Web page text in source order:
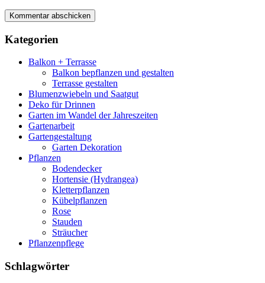
Kategorien
Balkon + Terrasse
Balkon bepflanzen und gestalten
Terrasse gestalten
Blumenzwiebeln und Saatgut
Deko für Drinnen
Garten im Wandel der Jahreszeiten
Gartenarbeit
Gartengestaltung
Garten Dekoration
Pflanzen
Bodendecker
Hortensie (Hydrangea)
Kletterpflanzen
Kübelpflanzen
Rose
Stauden
Sträucher
Pflanzenpflege
Schlagwörter